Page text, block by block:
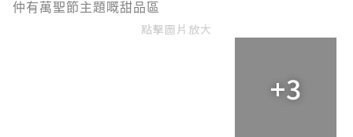
仲有萬聖節主題嘅甜品區
點擊圖片放大
+3